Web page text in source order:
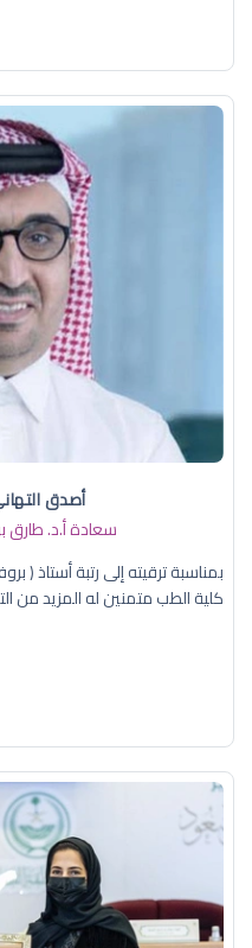
أصدق
سعادة أ.د. ​طارق
بمناسبة ترقيته إلى رتبة أستاذ
كلية الطب متمنين له المزيد من